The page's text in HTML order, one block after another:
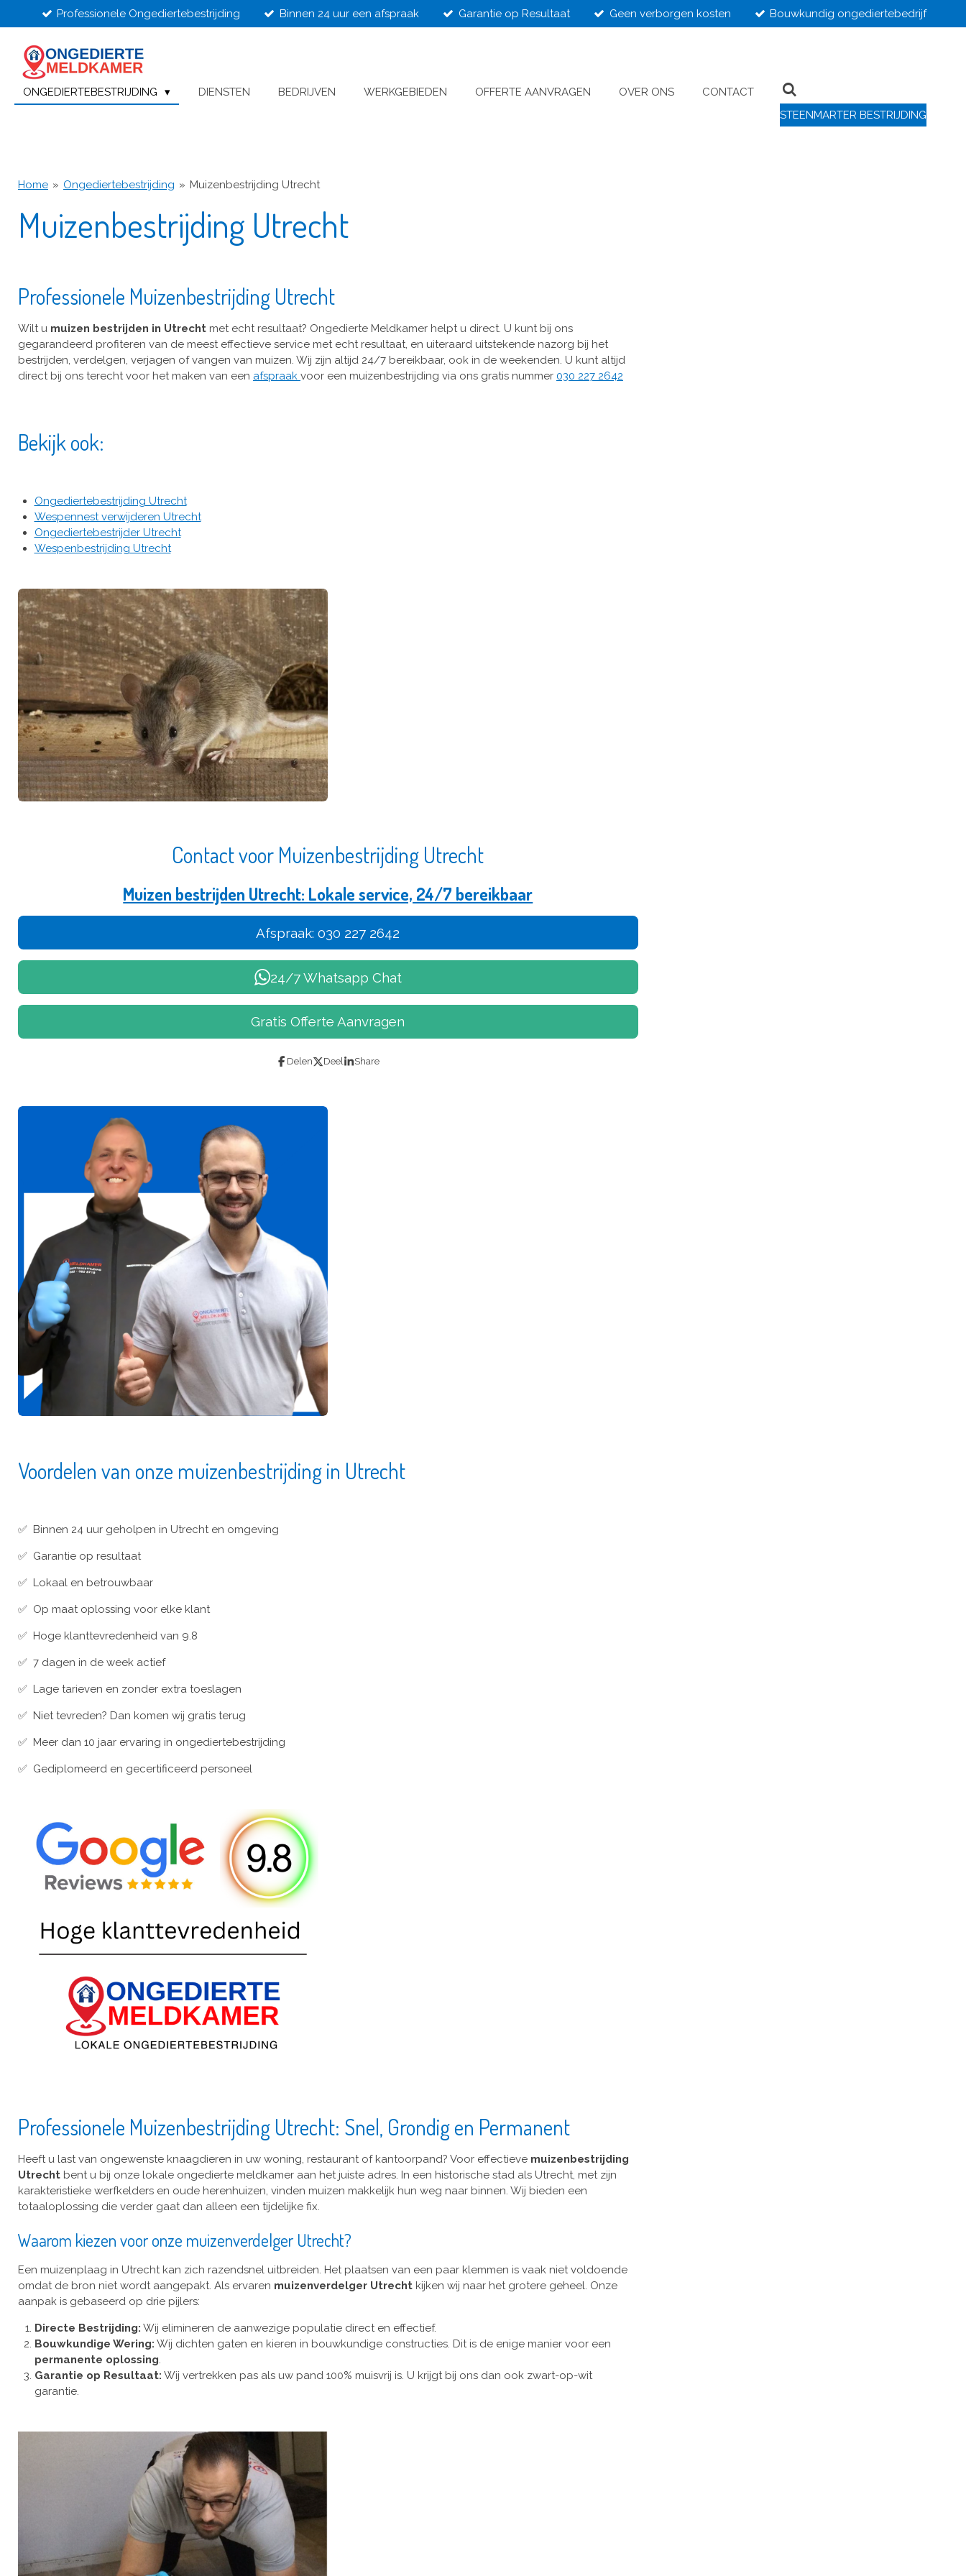
direct
naar
hoofdinhoud
Professionele Ongediertebestrijding Binnen 24 uur een afspraak Garantie op Resultaat Geen verborgen kosten Bouwkundig ongediertebedrijf
ONGEDIERTEBESTRIJDING DIENSTEN BEDRIJVEN WERKGEBIEDEN OFFERTE AANVRAGEN OVER ONS
CONTACT
STEENMARTER BESTRIJDING
Home » Ongediertebestrijding » Muizenbestrijding Utrecht
Muizenbestrijding Utrecht
Professionele Muizenbestrijding Utrecht
Wilt u muizen bestrijden in Utrecht met echt resultaat? Ongedierte Meldkamer helpt u direct. U kunt bij ons
gegarandeerd profiteren van de meest effectieve service met echt resultaat, en uiteraard uitstekende nazorg bij het
bestrijden, verdelgen, verjagen of vangen van muizen. Wij zijn altijd 24/7 bereikbaar, ook in de weekenden. U kunt altijd
direct bij ons terecht voor het maken van een afspraak voor een muizenbestrijding via ons gratis nummer 030 227 2642
Bekijk ook:
Ongediertebestrijding Utrecht
Wespennest verwijderen Utrecht
Ongediertebestrijder Utrecht
Wespenbestrijding Utrecht
Contact voor Muizenbestrijding Utrecht
Muizen bestrijden Utrecht: Lokale service, 24/7 bereikbaar
Afspraak:030 227 2642
24/7 Whatsapp Chat
Gratis Offerte Aanvragen
Delen Deel Share
Voordelen van onze muizenbestrijding in Utrecht
✅ Binnen 24 uur geholpen in Utrecht en omgeving
✅ Garantie op resultaat
✅ Lokaal en betrouwbaar
✅ Op maat oplossing voor elke klant
✅ Hoge klanttevredenheid van 9.8
✅ 7 dagen in de week actief
✅ Lage tarieven en zonder extra toeslagen
✅ Niet tevreden? Dan komen wij gratis terug
✅ Meer dan 10 jaar ervaring in ongediertebestrijding
✅ Gediplomeerd en gecertificeerd personeel
Professionele Muizenbestrijding Utrecht: Snel, Grondig en Permanent
Heeft u last van ongewenste knaagdieren in uw woning, restaurant of kantoorpand? Voor effectieve muizenbestrijding
Utrecht bent u bij onze lokale ongedierte meldkamer aan het juiste adres. In een historische stad als Utrecht, met zijn
karakteristieke werfkelders en oude herenhuizen, vinden muizen makkelijk hun weg naar binnen. Wij bieden een
totaaloplossing die verder gaat dan alleen een tijdelijke fix.
Waarom kiezen voor onze muizenverdelger Utrecht?
Een muizenplaag in Utrecht kan zich razendsnel uitbreiden. Het plaatsen van een paar klemmen is vaak niet voldoende
omdat de bron niet wordt aangepakt. Als ervaren muizenverdelger Utrecht kijken wij naar het grotere geheel. Onze
aanpak is gebaseerd op drie pijlers:
Directe Bestrijding: Wij elimineren de aanwezige populatie direct en effectief.
Bouwkundige Wering: Wij dichten gaten en kieren in bouwkundige constructies. Dit is de enige manier voor een
permanente oplossing.
Garantie op Resultaat: Wij vertrekken pas als uw pand 100% muisvrij is. U krijgt bij ons dan ook zwart-op-wit
garantie.